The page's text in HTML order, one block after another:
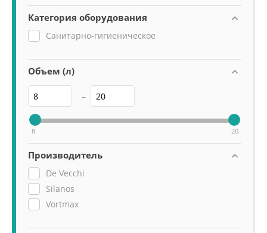
Категория оборудования
Санитарно-гигиеническое
Объем (л)
–
8 20
Производитель
De Vecchi
Silanos
Vortmax